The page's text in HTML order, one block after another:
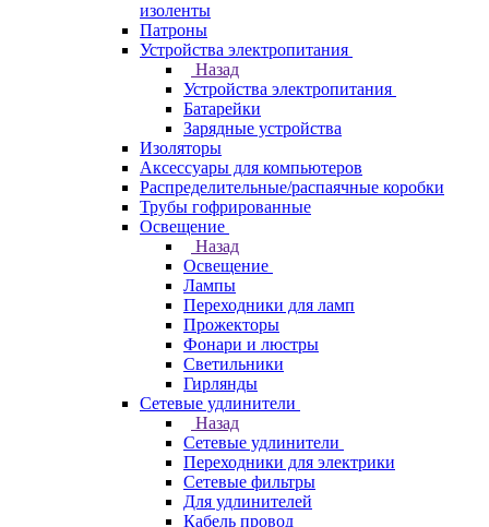
изоленты
Патроны
Устройства электропитания
Назад
Устройства электропитания
Батарейки
Зарядные устройства
Изоляторы
Аксессуары для компьютеров
Распределительные/распаячные коробки
Трубы гофрированные
Освещение
Назад
Освещение
Лампы
Переходники для ламп
Прожекторы
Фонари и люстры
Светильники
Гирлянды
Сетевые удлинители
Назад
Сетевые удлинители
Переходники для электрики
Сетевые фильтры
Для удлинителей
Кабель провод